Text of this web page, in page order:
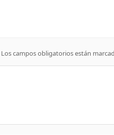
Los campos obligatorios están